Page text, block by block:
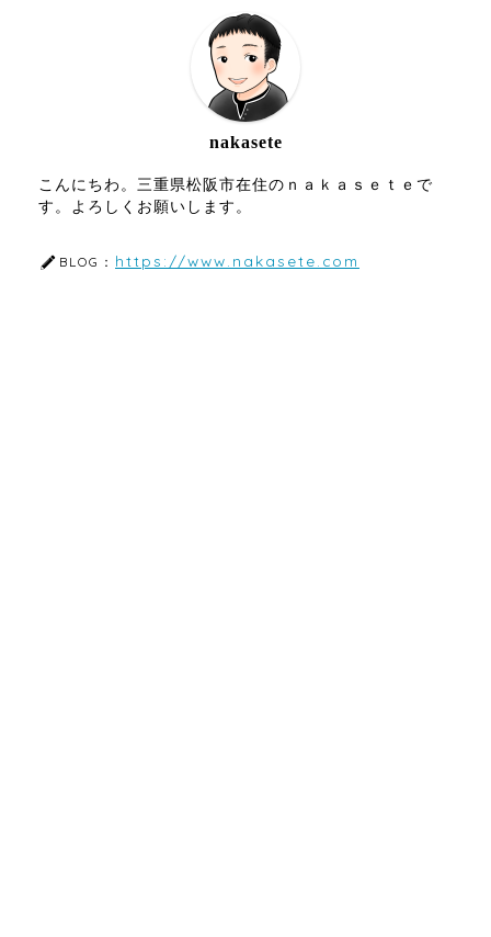
nakasete
こんにちわ。三重県松阪市在住のｎａｋａｓｅｔｅで
す。よろしくお願いします。
BLOG： https://www.nakasete.com